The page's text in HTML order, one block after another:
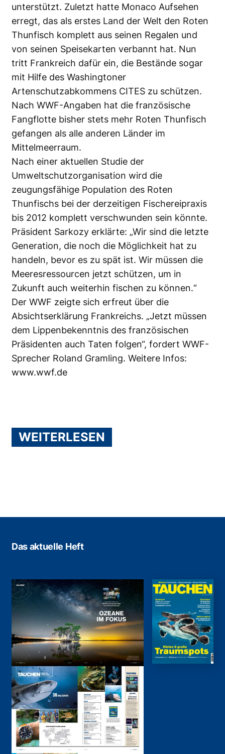
unterstützt. Zuletzt hatte Monaco Aufsehen
erregt, das als erstes Land der Welt den Roten
Thunfisch komplett aus seinen Regalen und
von seinen Speisekarten verbannt hat. Nun
tritt Frankreich dafür ein, die Bestände sogar
mit Hilfe des Washingtoner
Artenschutzabkommens CITES zu schützen.
Nach WWF-Angaben hat die französische
Fangflotte bisher stets mehr Roten Thunfisch
gefangen als alle anderen Länder im
Mittelmeerraum.
Nach einer aktuellen Studie der
Umweltschutzorganisation wird die
zeugungsfähige Population des Roten
Thunfischs bei der derzeitigen Fischereipraxis
bis 2012 komplett verschwunden sein könnte.
Präsident Sarkozy erklärte: „Wir sind die letzte
Generation, die noch die Möglichkeit hat zu
handeln, bevor es zu spät ist. Wir müssen die
Meeresressourcen jetzt schützen, um in
Zukunft auch weiterhin fischen zu können.“
Der WWF zeigte sich erfreut über die
Absichtserklärung Frankreichs. „Jetzt müssen
dem Lippenbekenntnis des französischen
Präsidenten auch Taten folgen“, fordert WWF-
Sprecher Roland Gramling. Weitere Infos:
www.wwf.de
WEITERLESEN
Das aktuelle Heft